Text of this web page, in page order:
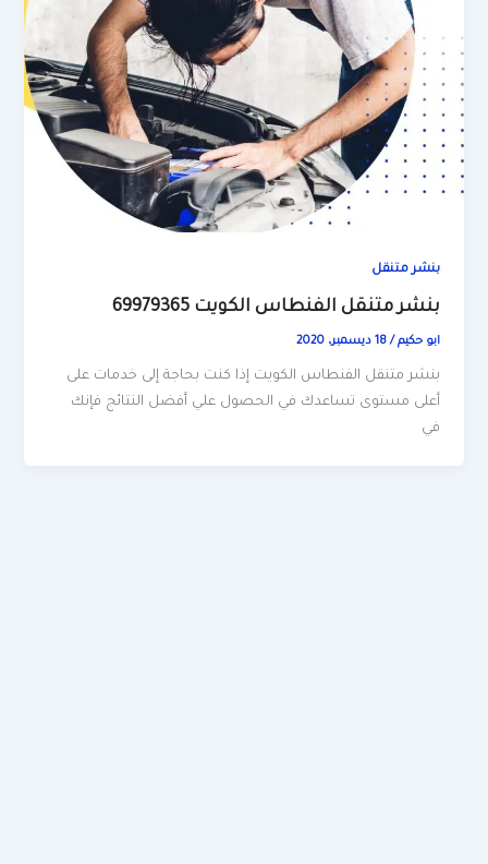
بنشر متنقل
بنشر متنقل الفنطاس الكويت 69979365
ابو حكيم/18 ديسمبر، 2020
بنشر متنقل الفنطاس الكويت إذا كنت بحاجة إلى خدمات على
أعلى مستوى تساعدك في الحصول علي أفضل النتائج فإنك
في